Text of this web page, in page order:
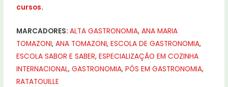
cursos.
MARCADORES:ALTA GASTRONOMIA,ANA MARIA
TOMAZONI,ANA TOMAZONI,ESCOLA DE GASTRONOMIA,
ESCOLA SABOR E SABER,ESPECIALIZAÇÃO EM COZINHA
INTERNACIONAL,GASTRONOMIA,PÓS EM GASTRONOMIA,
RATATOUILLE